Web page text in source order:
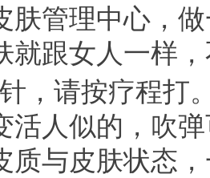
肤管理中心，
就跟女人一样
，请按疗程打
活人似的，吹
质与皮肤状态